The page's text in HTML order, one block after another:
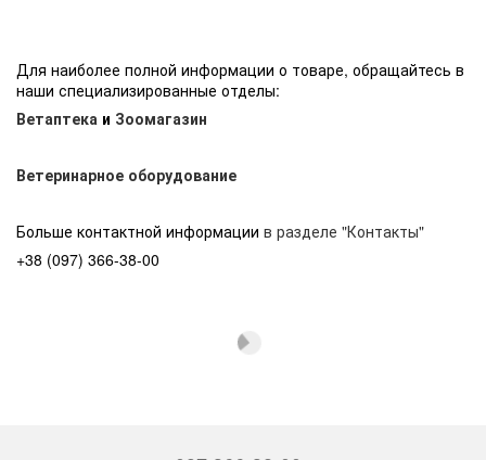
Для наиболее полной информации о товаре, обращайтесь в
наши специализированные отделы:
Ветаптека и Зоомагазин
Ветеринарное оборудование
Больше контактной информации в разделе "Контакты"
+38 (097) 366-38-00